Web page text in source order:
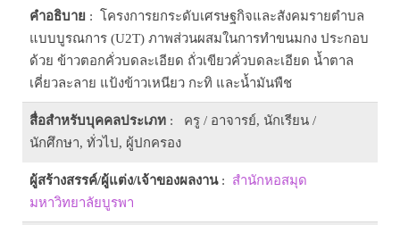
คำอธิบาย : โครงการยกระดับเศรษฐกิจและสังคมรายตำบล
แบบบูรณการ (U2T) ภาพส่วนผสมในการทำขนมกง ประกอบ
ด้วย ข้าวตอกคั่วบดละเอียด ถั่วเขียวคั่วบดละเอียด น้ำตาล
เคี่ยวละลาย แป้งข้าวเหนียว กะทิ และน้ำมันพืช
สื่อสำหรับบุคคลประเภท : ครู / อาจารย์, นักเรียน /
นักศึกษา, ทั่วไป, ผู้ปกครอง
ผู้สร้างสรรค์/ผู้แต่ง/เจ้าของผลงาน: สำนักหอสมุด
มหาวิทยาลัยบูรพา